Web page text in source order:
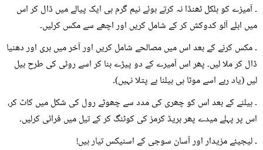
۔ آمیزے کو بلکل ٹھنڈا نہ کرتے ہوئے نیم گرم ہی ایک پیالے میں ڈال کر اس
میں ابلے آلو کدوکش کر کے شامل کریں اور اچھے سے مکس کرلیں۔
۔ مکس کرنے کے بعد اس میں مصالحے شامل کریں اور آخر میں ہری اور دھنیا
ڈال کر ملا لیں۔ پھر اس آمیرے کے دو پیڑے بنا کر اسے روٹی کی طرح بیل
لیں (یاد رہے اسے موٹا ہی بیلنا ہے پتلا نہیں)۔
۔ بیلنے کے بعد اس کو چھری کی مدد سے چھوٹے رول کی شکل میں کاٹ کر،
اس پر پہلے میدے پھر بریڈ کرمز کی کوٹنگ کر کے تیل میں فرائی کرلیں۔
۔ لیجیئے مزیدار اور آسان سوجی کے اسنیکس تیار ہیں!